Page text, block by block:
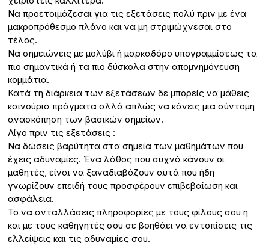
Να προετοιμάζεσαι για τις εξετάσεις πολύ πριν με ένα
μακροπρόθεσμο πλάνο και να μη στριμώχνεσαι στο
τέλος.
Να σημειώνεις με μολύβι ή μαρκαδόρο υπογραμμίσεως τα
πιο σημαντικά ή τα πιο δύσκολα στην απομνημόνευση
κομμάτια.
Κατά τη διάρκεια των εξετάσεων δε μπορείς να μάθεις
καινούρια πράγματα αλλά απλώς να κάνεις μια σύντομη
ανασκόπηση των βασικών σημείων.
Λίγο πριν τις εξετάσεις :
Να δώσεις βαρύτητα στα σημεία των μαθημάτων που
έχεις αδυναμίες. Ένα λάθος που συχνά κάνουν οι
μαθητές, είναι να ξαναδιαβάζουν αυτά που ήδη
γνωρίζουν επειδή τους προσφέρουν επιβεβαίωση και
ασφάλεια.
Το να ανταλλάσεις πληροφορίες με τους φίλους σου η
και με τους καθηγητές σου σε βοηθάει να εντοπίσεις τις
ελλείψεις και τις αδυναμίες σου.